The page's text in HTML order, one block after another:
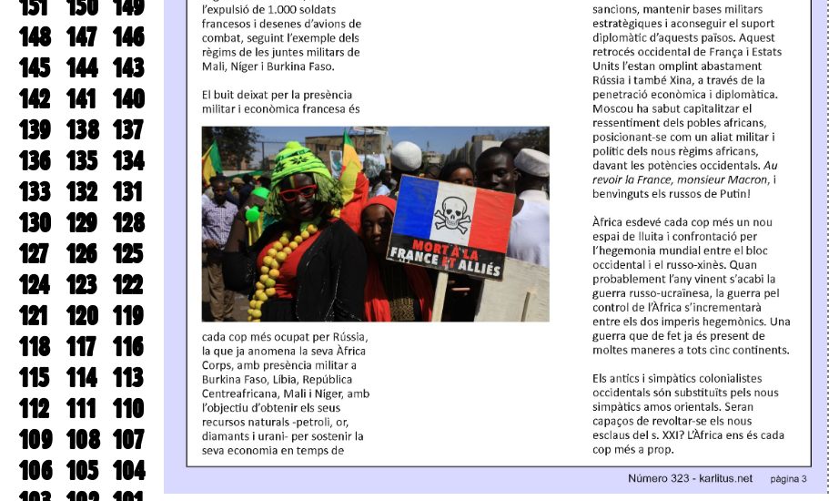
148 147 146
145 144 143
142 141 140
139 138 137
136 135 134
133 132 131
130 129 128
127 126 125
124 123 122
121
120 119
118 117 116
115 114 113
112 111 110
109 108 107
106 105 104